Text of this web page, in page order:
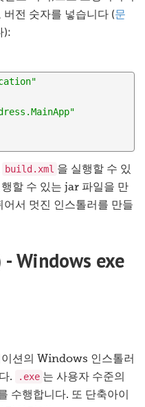
전 숫자를 넣습니다 (문
):
build.xml 을 실행할 수 있
할 수 있는 jar 파일을 만
서 멋진 인스톨러를 만들
Windows exe
션의 Windows 인스톨러
. .exe 는 사용자 수준의
수행합니다. 또 단축아이